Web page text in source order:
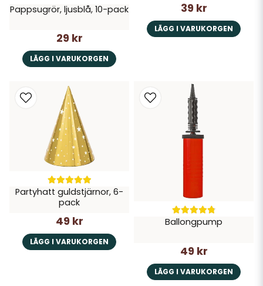
Pappsugrör, ljusblå, 10-pack
29 kr
LÄGG I VARUKORGEN
39 kr
LÄGG I VARUKORGEN
Partyhatt guldstjärnor, 6-
pack
49 kr
LÄGG I VARUKORGEN
Ballongpump
49 kr
LÄGG I VARUKORGEN